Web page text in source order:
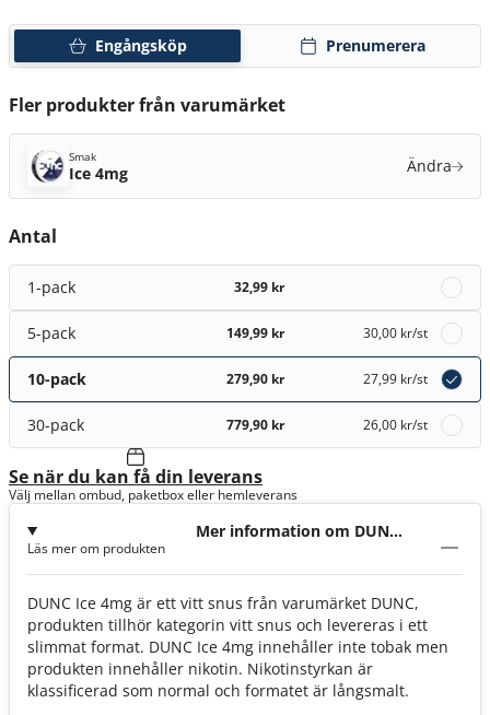
Engångsköp Prenumerera
Fler produkter från varumärket
Smak
Ice 4mg Ändra
Antal
1-pack 32,99 kr
5-pack 149,99 kr 30,00 kr/st
10-pack 279,90 kr 27,99 kr/st
30-pack 779,90 kr 26,00 kr/st
Se när du kan få din leverans
Välj mellan ombud, paketbox eller hemleverans
Mer information om DUNC
Läs mer om produkten
DUNC Ice 4mg är ett vitt snus från varumärket DUNC,
produkten tillhör kategorin vitt snus och levereras i ett
slimmat format. DUNC Ice 4mg innehåller inte tobak men
produkten innehåller nikotin. Nikotinstyrkan är
klassificerad som normal och formatet är långsmalt.